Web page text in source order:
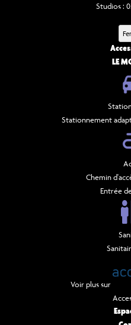
Studios :
LE
Stationnement
Chemin
Entrée
Voir plus sur